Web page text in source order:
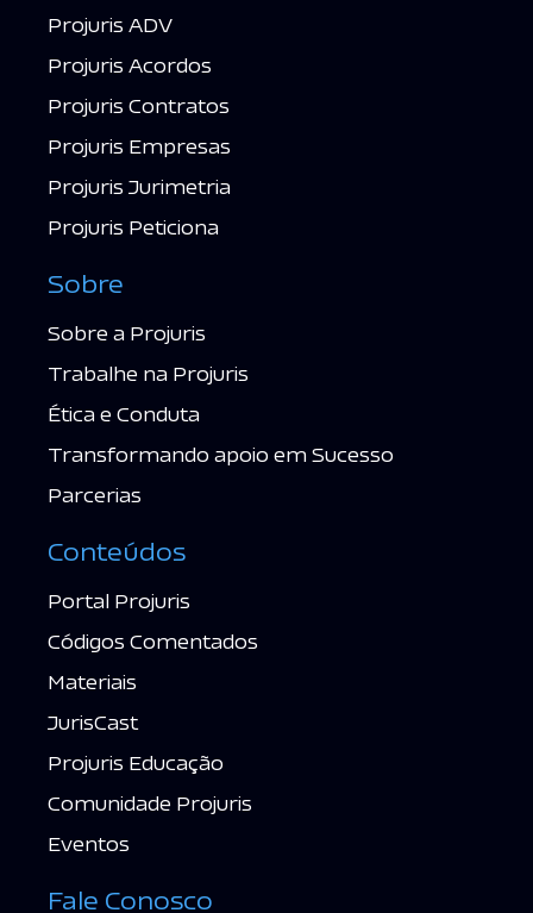
Projuris ADV
Projuris Acordos
Projuris Contratos
Projuris Empresas
Projuris Jurimetria
Projuris Peticiona
Sobre
Sobre a Projuris
Trabalhe na Projuris
Ética e Conduta
Transformando apoio em Sucesso
Parcerias
Conteúdos
Portal Projuris
Códigos Comentados
Materiais
JurisCast
Projuris Educação
Comunidade Projuris
Eventos
Fale Conosco